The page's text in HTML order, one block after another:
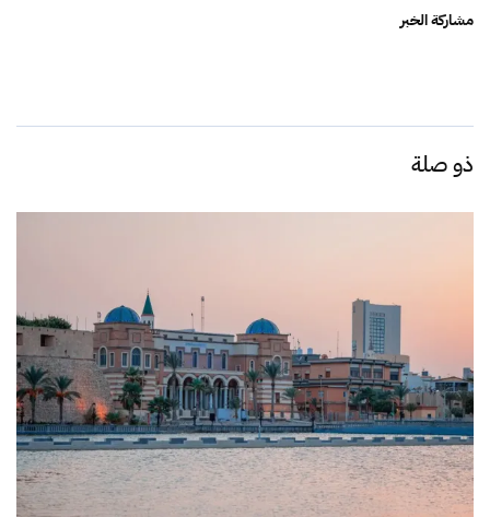
مشاركة الخبر
ذو صلة